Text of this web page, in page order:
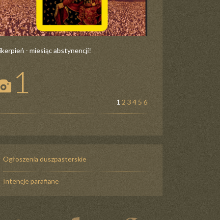
- miesiąc abstynencji!
1
1 2 3 4 5 6
Ogłoszenia duszpasterskie
Intencje parafiane